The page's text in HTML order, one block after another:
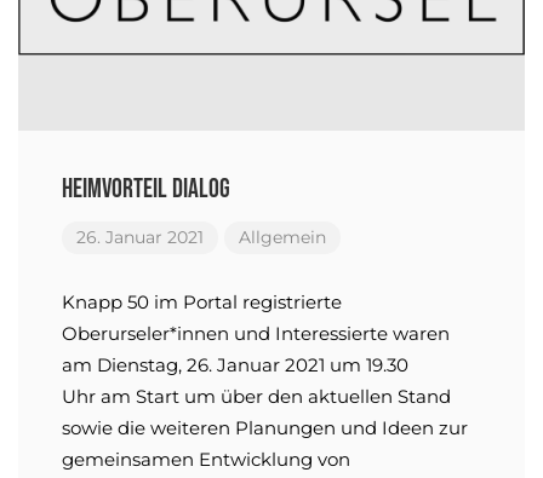
Heimvorteil Dialog
26. Januar 2021 Allgemein
Knapp 50 im Portal registrierte
Oberurseler*innen und Interessierte waren
am Dienstag, 26. Januar 2021 um 19.30
Uhr am Start um über den aktuellen Stand
sowie die weiteren Planungen und Ideen zur
gemeinsamen Entwicklung von